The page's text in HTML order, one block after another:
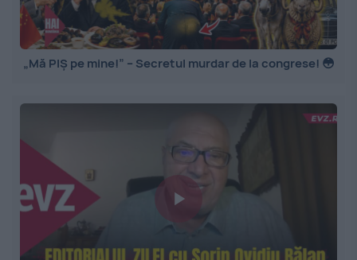
„Mă PIȘ pe mine!” – Secretul murdar de la congrese! 😳